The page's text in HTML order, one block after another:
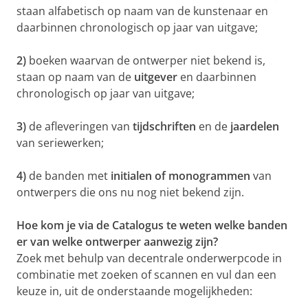
staan alfabetisch op naam van de kunstenaar en
daarbinnen chronologisch op jaar van uitgave;
2) boeken waarvan de ontwerper niet bekend is,
staan op naam van de uitgever en daarbinnen
chronologisch op jaar van uitgave;
3) de afleveringen van tijdschriften en de jaardelen
van seriewerken;
4) de banden met initialen of monogrammen van
ontwerpers die ons nu nog niet bekend zijn.
Hoe kom je via de Catalogus te weten welke banden
er van welke ontwerper aanwezig zijn?
Zoek met behulp van decentrale onderwerpcode in
combinatie met zoeken of scannen en vul dan een
keuze in, uit de onderstaande mogelijkheden: